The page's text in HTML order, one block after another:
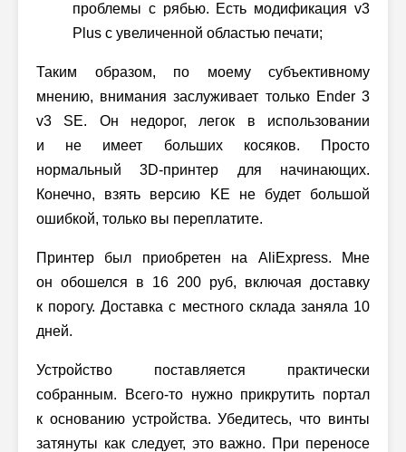
проблемы с рябью. Есть модификация v3
Plus с увеличенной областью печати;
Таким образом, по моему субъективному
мнению, внимания заслуживает только Ender 3
v3 SE. Он недорог, легок в использовании
и не имеет больших косяков. Просто
нормальный 3D-принтер для начинающих.
Конечно, взять версию KE не будет большой
ошибкой, только вы переплатите.
Принтер был приобретен на AliExpress. Мне
он обошелся в 16 200 руб, включая доставку
к порогу. Доставка с местного склада заняла 10
дней.
Устройство поставляется практически
собранным. Всего-то нужно прикрутить портал
к основанию устройства. Убедитесь, что винты
затянуты как следует, это важно. При переносе